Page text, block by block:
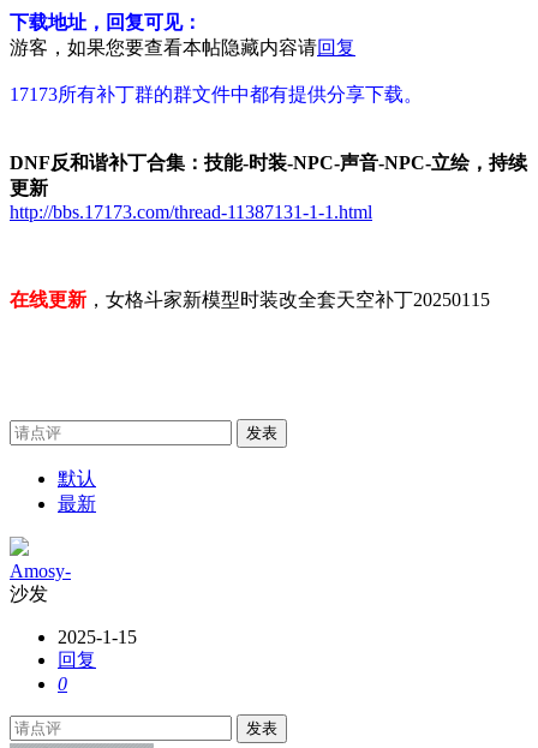
下载地址，回复可见：
游客，如果您要查看本帖隐藏内容请回复
17173所有补丁群的群文件中都有提供分享下载。
DNF反和谐补丁合集：技能-时装-NPC-声音-NPC-立绘，持续
更新
http://bbs.17173.com/thread-11387131-1-1.html
在线更新 ，女格斗家新模型时装改全套天空补丁20250115
发表
默认
最新
Amosy-
沙发
2025-1-15
回复
0
发表